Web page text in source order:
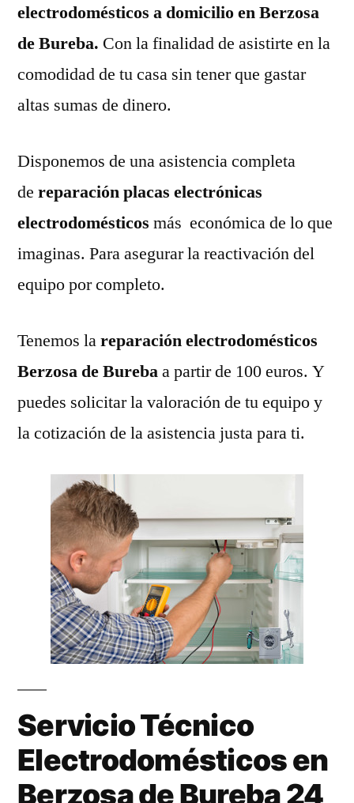
electrodomésticos a domicilio en Berzosa
de Bureba. Con la finalidad de asistirte en la
comodidad de tu casa sin tener que gastar
altas sumas de dinero.
Disponemos de una asistencia completa
de reparación placas electrónicas
electrodomésticos más económica de lo que
imaginas. Para asegurar la reactivación del
equipo por completo.
Tenemos lareparación electrodomésticos
Berzosa de Burebaa partir de 100 euros. Y
puedes solicitar la valoración de tu equipo y
la cotización de la asistencia justa para ti.
Servicio Técnico
Electrodomésticos en
Berzosa de Bureba 24